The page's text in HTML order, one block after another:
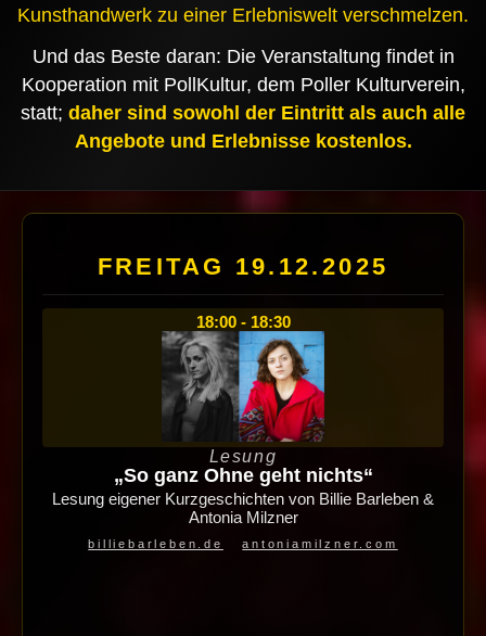
Kunsthandwerk zu einer Erlebniswelt verschmelzen.
Und das Beste daran: Die Veranstaltung findet in
Kooperation mit PollKultur, dem Poller Kulturverein,
statt; daher sind sowohl der Eintritt als auch alle
Angebote und Erlebnisse kostenlos.
FREITAG 19.12.2025
18:00 - 18:30
Lesung
„So ganz Ohne geht nichts“
Lesung eigener Kurzgeschichten von Billie Barleben &
Antonia Milzner
billiebarleben.de antoniamilzner.com